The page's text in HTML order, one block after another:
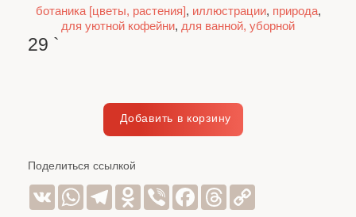
ботаника [цветы, растения], иллюстрации, природа,
для уютной кофейни, для ванной, уборной
29 `
Поделиться ссылкой
VK WhatsAppTelegramOdnoklassniki
Viber Facebook
Threads